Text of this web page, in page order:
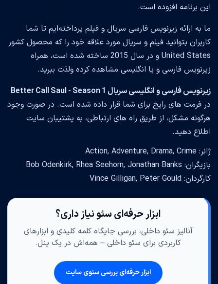
این برنامه افزوده است.
ما به ارائه زیرنویس فارسی سریال و فیلم پرداخته‌ایم تا شما
کاربران بتوانید فیلم و سریال مورد علاقه خود را که محصول کشور
United States و در سال 2015 ساخته شده است، همراه
زیرنویس فارسی و یا انگلیسی مشاهده کرده ولذت ببرید.
زیرنویس فارسی و انگلیسی سریال Better Call Saul - Season 1
در فرمت های رایج برای شما قرار داده شده است. در صورت وجود
هرگونه مشکل، از طریق راه های ارتباطی، به پشتیبان سایت
اطلاع دهید.
ژانر: Action, Adventure, Drama, Crime
بازیگران: Bob Odenkirk, Rhea Seehorn, Jonathan Banks
کارگردان: Vince Gilligan, Peter Gould
ابزار حرفه‌ای سئو نیاز داری؟
آنالیز سئو داخلی، بررسی جایگاه کلمه کلیدی و ابزارهای
کاربردی برای سئو داخلی – همه‌اش در یک پنل.
ابزار حرفه‌ای بررسی سئوی سایت